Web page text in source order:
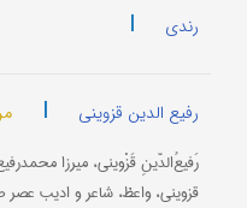
رندی |
رفیع الدین قزوینی |
قزوینی، واعظ، شاعر و ادیب